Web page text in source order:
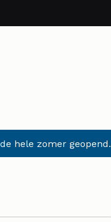
hele zomer geopend.